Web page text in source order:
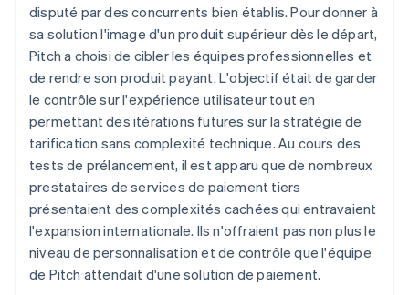
disputé par des concurrents bien établis. Pour donner à
sa solution l'image d'un produit supérieur dès le départ,
Pitch a choisi de cibler les équipes professionnelles et
de rendre son produit payant. L'objectif était de garder
le contrôle sur l'expérience utilisateur tout en
permettant des itérations futures sur la stratégie de
tarification sans complexité technique. Au cours des
tests de prélancement, il est apparu que de nombreux
prestataires de services de paiement tiers
présentaient des complexités cachées qui entravaient
l'expansion internationale. Ils n'offraient pas non plus le
niveau de personnalisation et de contrôle que l'équipe
de Pitch attendait d'une solution de paiement.